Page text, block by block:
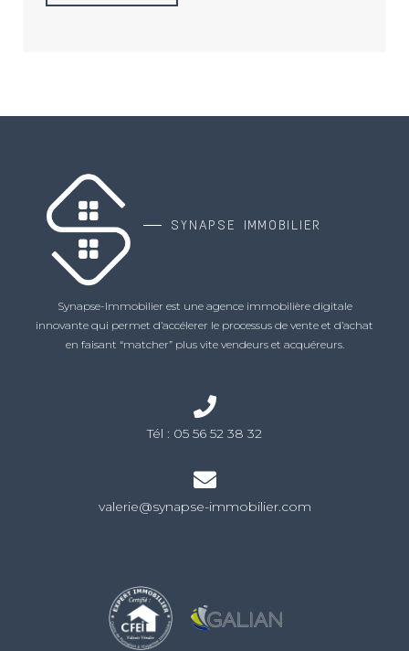
SYNAPSE IMMOBILIER
Synapse-Immobilier est une agence immobilière digitale
innovante qui permet d’accélerer le processus de vente et d’achat
en faisant “matcher” plus vite vendeurs et acquéreurs.
Tél : 05 56 52 38 32
valerie@synapse-immobilier.com